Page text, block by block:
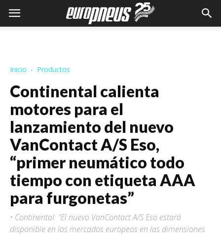
Inicio Productos
Continental calienta
motores para el
lanzamiento del nuevo
VanContact A/S Eso,
“primer neumático todo
tiempo con etiqueta AAA
para furgonetas”
• Continental: "El nuevo VanContact A/S Eso estará
disponible en los mercados europeos en las dimensiones